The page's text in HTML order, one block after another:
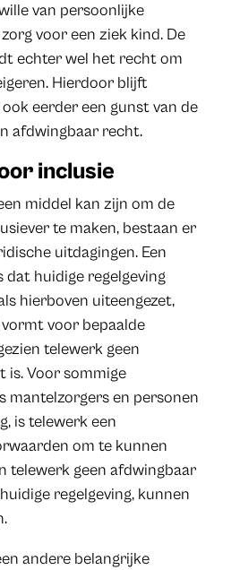
van persoonlijke
voor een ziek kind. De
echter wel het recht om
Hierdoor blijft
eerder een gunst van de
afdwingbaar recht.
inclusie
middel kan zijn om de
te maken, bestaan er
uitdagingen. Een
dat huidige regelgeving
hierboven uiteengezet,
voor bepaalde
telewerk geen
is. Voor sommige
mantelzorgers en personen
is telewerk een
om te kunnen
telewerk geen afdwingbaar
regelgeving, kunnen
andere belangrijke